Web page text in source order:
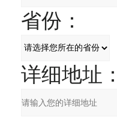
省份：
详细地址